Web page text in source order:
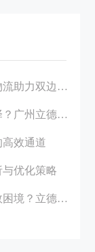
力双边发展
式解决方案解析
效通道
优化策略
际助您破局！